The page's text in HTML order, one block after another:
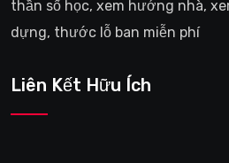
thần số học, xem hướng nhà,
dựng, thước lỗ ban miễn phí
Liên Kết Hữu Ích